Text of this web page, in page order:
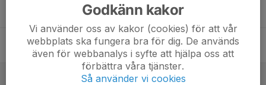
Godkänn kakor
Vi använder oss av kakor (cookies) för att vår
webbplats ska fungera bra för dig. De används
även för webbanalys i syfte att hjälpa oss att
förbättra våra tjänster.
Så använder vi cookies